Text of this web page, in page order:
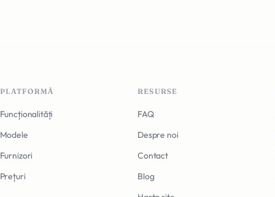
PLATFORMĂ
Funcționalități
Modele
Furnizori
Prețuri
RESURSE
FAQ
Despre noi
Contact
Blog